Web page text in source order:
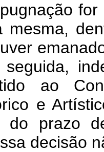
mesma,
ao
e
do prazo
decisão